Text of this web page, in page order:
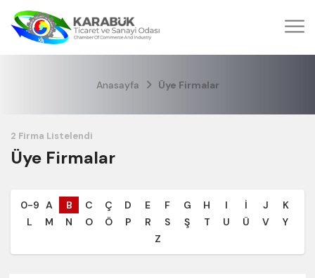
Anasayfa Üye Firmalar
Üye Firmalar
0-9 A B C Ç D E F G H I İ J
K
L
M N O Ö P R S Ş T U Ü V
Y
Z